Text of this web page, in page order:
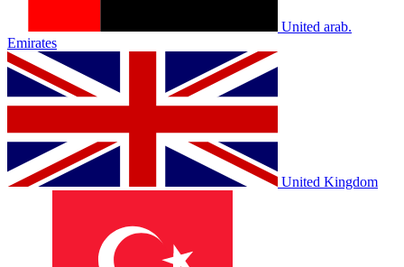
United arab.
Emirates
United Kingdom